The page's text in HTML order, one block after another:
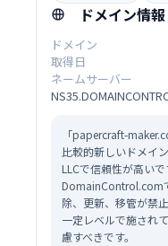
ドメイン情報
ドメイン
取得日
ネームサーバー
「papercraft-
比較的新しいドメイ
LLCで信頼性が高い
DomainControl.com
除、更新、移管が禁
一定レベルで施され
慮すべきです。